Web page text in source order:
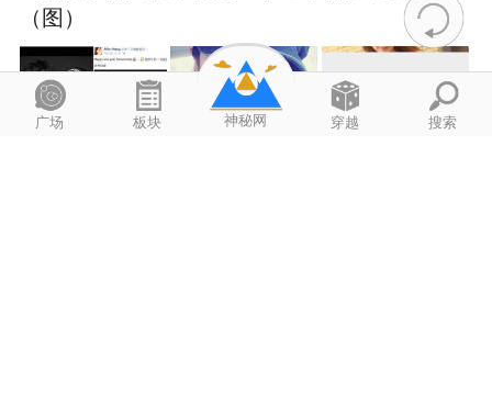
（图）
广场 板块 神秘网 穿越 搜索